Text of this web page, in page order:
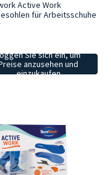
Active Work
für Arbeitsschuhe
Sie sich ein, um
anzusehen und
einzukaufen